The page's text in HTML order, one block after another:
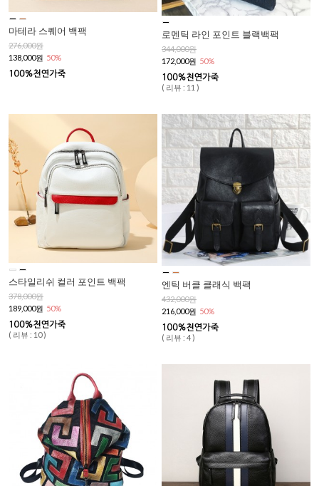
마테라 스퀘어 백팩
276,000원
138,000원 50%
로멘틱 라인 포인트 블랙백팩
344,000원
172,000원 50%
( 리뷰 : 11 )
스타일리쉬 컬러 포인트 백팩
378,000원
189,000원 50%
( 리뷰 : 10 )
엔틱 버클 클래식 백팩
432,000원
216,000원 50%
( 리뷰 : 4 )